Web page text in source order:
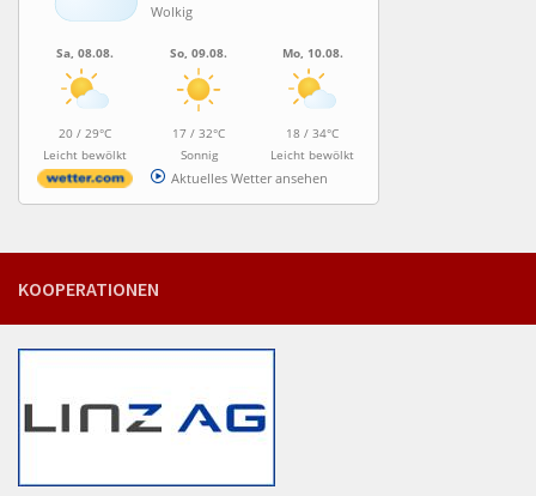
Wolkig
Sa, 08.08.
20 / 29°C
Leicht bewölkt
So, 09.08.
17 / 32°C
Sonnig
Mo, 10.08.
18 / 34°C
Leicht bewölkt
Aktuelles Wetter ansehen
KOOPERATIONEN